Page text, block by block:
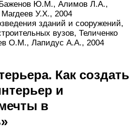
Баженов Ю.М., Алимов Л.А.,
У.Х., 2004
зданий и сооружений,
вузов, Теличенко
О.М., Лапидус А.А., 2004
Как создать
и
в